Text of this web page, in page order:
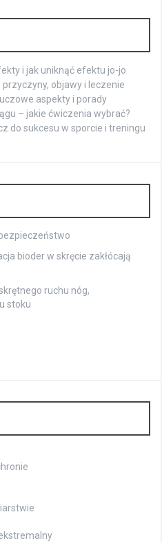
i jak uniknąć efektu jo-jo
objawy i leczenie
aspekty i porady
– jakie ćwiczenia wybrać?
do sukcesu w sporcie i treningu
bioder w skręcie zakłócają
ruchu nóg,
stoku